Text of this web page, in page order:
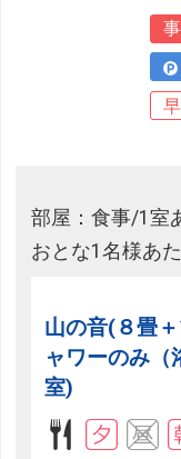
部屋：食事/1室
おとな1名様あ
山の音(８畳
ャワーのみ（
室)